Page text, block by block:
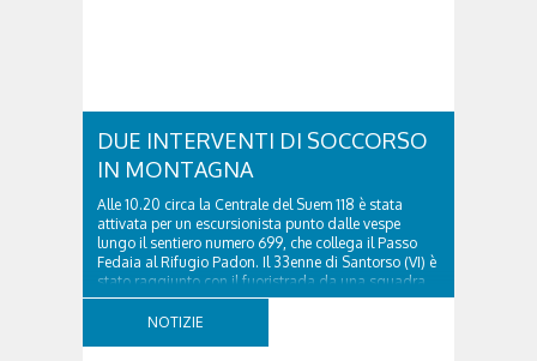
DUE INTERVENTI DI SOCCORSO
IN MONTAGNA
Alle 10.20 circa la Centrale del Suem 118 è stata
attivata per un escursionista punto dalle vespe
lungo il sentiero numero 699, che collega il Passo
Fedaia al Rifugio Padon. Il 33enne di Santorso (VI) è
stato raggiunto con il fuoristrada da una squadra
del Soccorso alpino della Val Pettorina...
NOTIZIE